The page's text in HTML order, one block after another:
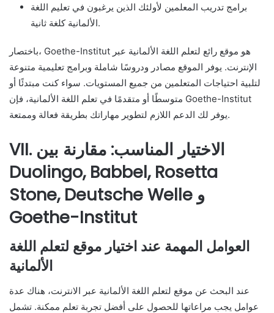
برامج تدريب المعلمين لأولئك الذين يرغبون في تعليم اللغة
الألمانية كلغة ثانية.
باختصار، Goethe-Institut هو موقع رائع لتعلم اللغة الألمانية عبر
الإنترنت. يوفر الموقع مصادر ودروسًا شاملة وبرامج تعليمية متنوعة
لتلبية احتياجات المتعلمين من جميع المستويات. سواء كنت مبتدئًا أو
متوسطًا أو متقدمًا في تعلم اللغة الألمانية، فإن Goethe-Institut
يوفر لك الدعم اللازم لتطوير مهاراتك بطريقة فعالة وممتعة.
VII. الاختيار المناسب: مقارنة بين
Duolingo, Babbel, Rosetta
Stone, Deutsche Welle و
Goethe-Institut
العوامل المهمة عند اختيار موقع لتعلم اللغة
الألمانية
عند البحث عن موقع لتعلم اللغة الألمانية عبر الانترنت، هناك عدة
عوامل يجب مراعاتها للحصول على أفضل تجربة تعلم ممكنة. تشمل